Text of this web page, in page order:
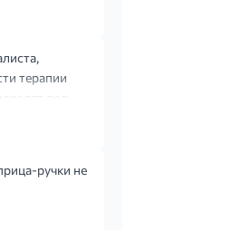
терапии
под
ручки не